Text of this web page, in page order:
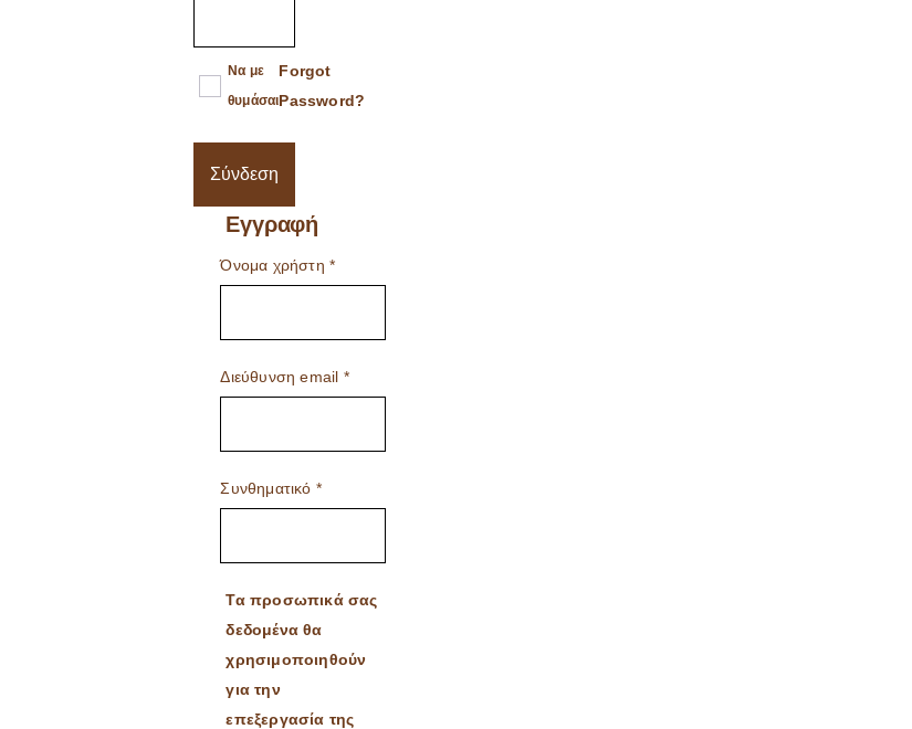
Να με
θυμάσαι
Forgot
Password?
Σύνδεση
Εγγραφή
Όνομα χρήστη *
Διεύθυνση email *
Συνθηματικό *
Τα προσωπικά σας
δεδομένα θα
χρησιμοποιηθούν
για την
επεξεργασία της